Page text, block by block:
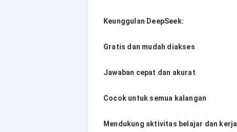
Keunggulan DeepSeek:
Gratis dan mudah diakses
Jawaban cepat dan akurat
Cocok untuk semua kalangan
Mendukung aktivitas belajar dan kerja